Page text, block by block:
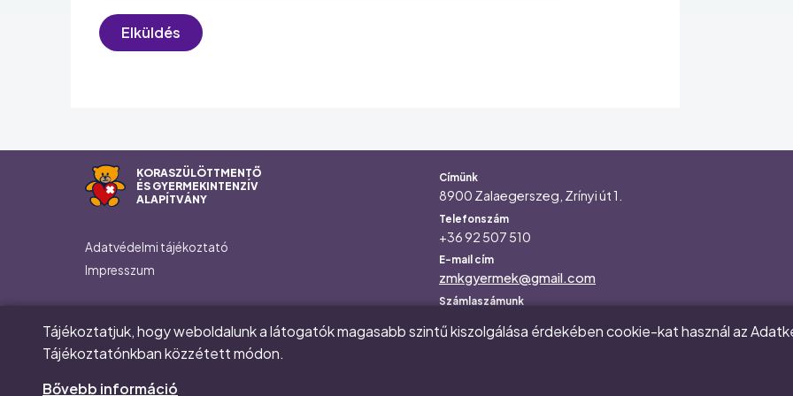
KORASZÜLÖTTMENTŐ
ÉS GYERMEKINTENZÍV
ALAPÍTVÁNY
Footer
Adatvédelmi tájékoztató
Impresszum
Social
Facebook
Instagram
Az alapítvány elérhetőségei
Címünk
8900 Zalaegerszeg, Zrínyi út 1.
Telefonszám
+36 92 507 510
E-mail cím
zmkgyermek@gmail.com
Számlaszámunk
Adószám
Tájékoztatjuk, hogy weboldalunk a látogatók magasabb szintű kiszolgálása érdekében cookie-kat használ az
Tájékoztatónkban közzétett módon.
Bővebb információ